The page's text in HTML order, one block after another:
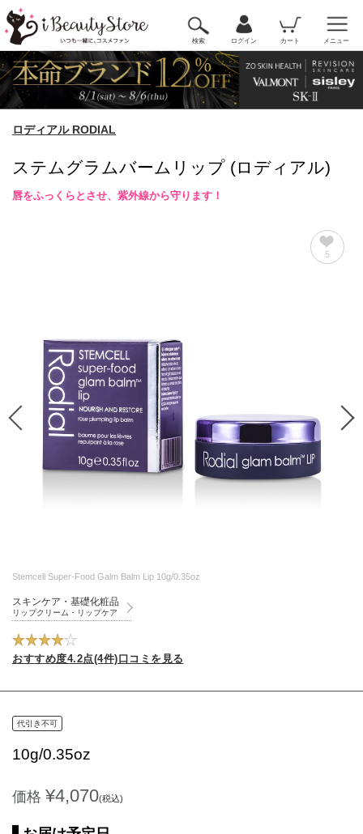
検索 ログイン カート メニュー
ロディアル RODIAL
ステムグラムバームリップ (ロディアル)
唇をふっくらとさせ、紫外線から守ります！
5
Stemcell Super-Food Galm Balm Lip 10g/0.35oz
スキンケア・基礎化粧品
リップクリーム・リップケア
おすすめ度4.2点(4件)口コミを見る
代引き不可
10g/0.35oz
価格 ¥4,070(税込)